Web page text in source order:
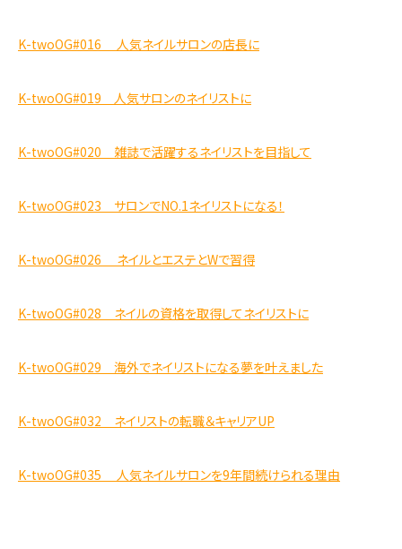
K-twoOG#016 人気ネイルサロンの店長に
K-twoOG#019 人気サロンのネイリストに
K-twoOG#020 雑誌で活躍するネイリストを目指して
K-twoOG#023 サロンでNO.1ネイリストになる！
K-twoOG#026 ネイルとエステとWで習得
K-twoOG#028 ネイルの資格を取得してネイリストに
K-twoOG#029 海外でネイリストになる夢を叶えました
K-twoOG#032 ネイリストの転職＆キャリアUP
K-twoOG#035 人気ネイルサロンを9年間続けられる理由